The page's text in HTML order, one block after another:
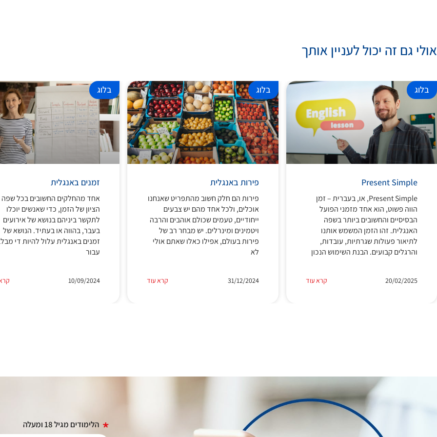
אולי גם זה יכול לעניין אותך
בלוג
Present Simple
Present Simple, או, בעברית – זמן
הווה פשוט, הוא אחד מזמני הפועל
הבסיסיים והחשובים ביותר בשפה
האנגלית. זהו הזמן המשמש אותנו
לתיאור פעולות שגרתיות, עובדות,
והרגלים קבועים. הבנת השימוש הנכון
קרא עוד 20/02/2025
בלוג
פירות באנגלית
פירות הם חלק חשוב מהתפריט שאנחנו
אוכלים, ולכל אחד מהם יש צבעים
ייחודיים, טעמים שכולם אוהבים והרבה
ויטמינים ומינרלים. יש מבחר רב של
פירות בעולם, אפילו כאלו שאתם אולי
לא
קרא עוד 31/12/2024
בלוג
זמנים באנגלית
אחד מהחלקים החשובים בכל שפה
הציון של הזמן, כדי שאנשים יוכלו
לתקשר ביניהם בנושא של אירועים
בעבר, בהווה או בעתיד. הנושא של
זמנים באנגלית עלול להיות די
עבור
10/09/2024
הלימודים מגיל 18 ומעלה